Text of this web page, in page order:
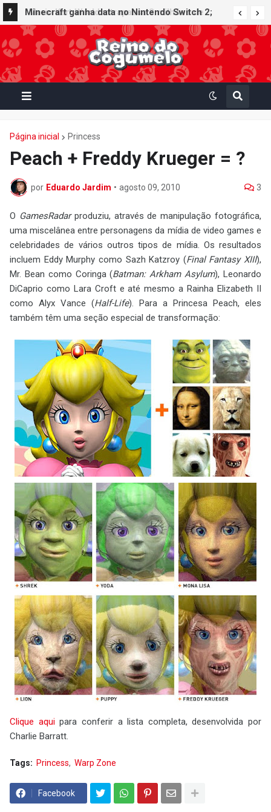
Minecraft ganha data no Nintendo Switch 2;
Super Mario Mash-Up receberá atualização
gráfica exclusiva
Página inicial Princess
Peach + Freddy Krueger = ?
por Eduardo Jardim • agosto 09, 2010 3
O GamesRadarproduziu, através de manipulação fotográfica,
uma miscelânea entre personagens da mídia de video games e
celebridades de vários outros tipos de mídia. Os resultados
incluem Eddy Murphy como Sazh Katzroy (Final Fantasy XIII),
Mr. Bean como Coringa (Batman: Arkham Asylum), Leonardo
DiCaprio como Lara Croft e até mesmo a Rainha Elizabeth II
como Alyx Vance (Half-Life). Para a Princesa Peach, eles
também têm uma seção especial de transformação:
Clique aquipara conferir a lista completa, desenvolvida por
Charlie Barratt.
Tags: Princess Warp Zone
Facebook